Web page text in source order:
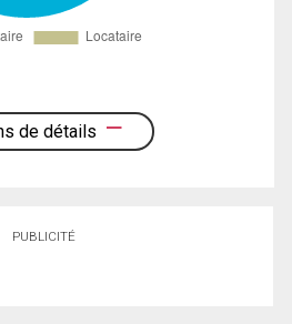
de détails
PUBLICITÉ